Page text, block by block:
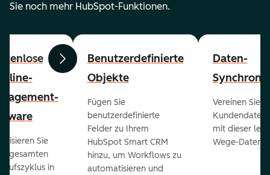
Sie noch mehr HubSpot-Funktionen.
ZurückWeiter
Sie
gesamten
in
Benutzerdefinierte
Objekte
Fügen Sie
benutzerdefinierte
Felder zu Ihrem
HubSpot Smart CRM
hinzu, um Workflows zu
automatisieren und
Daten-
Vereinen Sie
Kundendaten
mit dieser
Wege-Daten-